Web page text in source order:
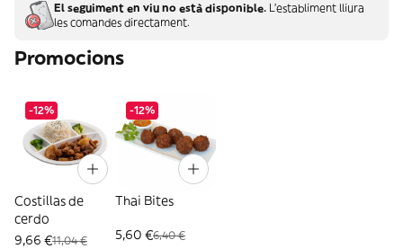
El seguiment en viu no està disponible. L'establiment lliura
les comandes directament.
Promocions
-12%
Costillas de
cerdo
9,66 €11,04 €
-12%
Thai Bites
5,60 €6,40 €